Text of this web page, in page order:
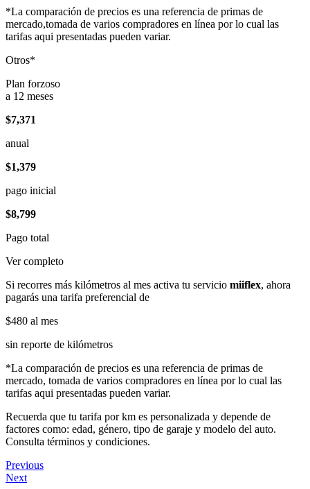
*La comparación de precios es una referencia de primas de
mercado,tomada de varios compradores en línea por lo cual las
tarifas aqui presentadas pueden variar.
Otros*
Plan forzoso
a 12 meses
$7,371
anual
$1,379
pago inicial
$8,799
Pago total
Ver completo
Si recorres más kilómetros al mes activa tu servicio miiflex, ahora
pagarás una tarifa preferencial de
$480 al mes
sin reporte de kilómetros
*La comparación de precios es una referencia de primas de
mercado, tomada de varios compradores en línea por lo cual las
tarifas aqui presentadas pueden variar.
Recuerda que tu tarifa por km es personalizada y depende de
factores como: edad, género, tipo de garaje y modelo del auto.
Consulta términos y condiciones.
Previous
Next